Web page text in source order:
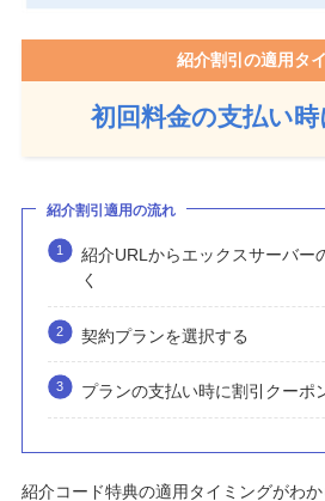
紹介割引の適用タ
初回料金の支払い時
紹介割引適用の流れ
紹介URLからエックスサーバー
く
契約プランを選択する
プランの支払い時に割引クーポ
紹介コード特典の適用タイミングがわ